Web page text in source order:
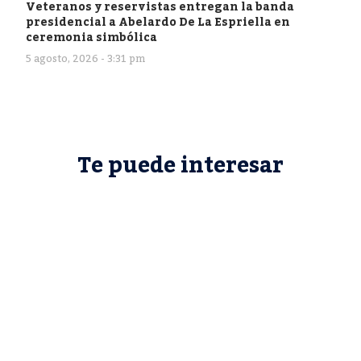
Veteranos y reservistas entregan la banda
presidencial a Abelardo De La Espriella en
ceremonia simbólica
5 agosto, 2026 - 3:31 pm
Te puede interesar